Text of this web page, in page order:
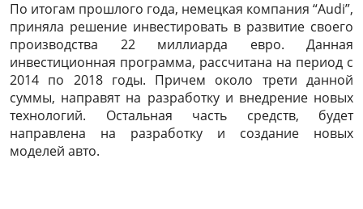
По итогам прошлого года, немецкая компания “Audi”,
приняла решение инвестировать в развитие своего
производства 22 миллиарда евро. Данная
инвестиционная программа, рассчитана на период с
2014 по 2018 годы. Причем около трети данной
суммы, направят на разработку и внедрение новых
технологий. Остальная часть средств, будет
направлена на разработку и создание новых
моделей авто.